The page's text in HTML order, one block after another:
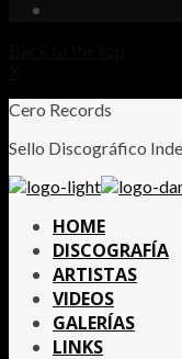
Cero Records
Sello Discográfico
HOME
DISCOGRAFÍA
ARTISTAS
VIDEOS
GALERÍAS
LINKS